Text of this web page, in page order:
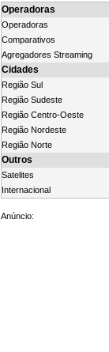
Operadoras
Operadoras
Comparativos
Agregadores Streaming
Cidades
Região Sul
Região Sudeste
Região Centro-Oeste
Região Nordeste
Região Norte
Outros
Satelites
Internacional
Anúncio: